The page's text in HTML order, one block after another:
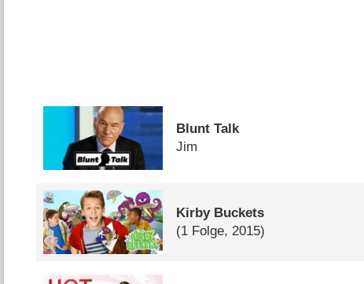
Blunt Talk
Jim
Kirby Buckets
(1 Folge, 2015)